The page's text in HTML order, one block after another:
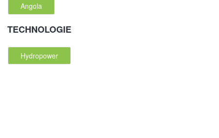
Angola
TECHNOLOGIE
Hydropower